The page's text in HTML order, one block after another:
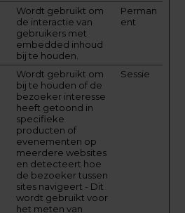
Wordt gebruikt om
de interactie van
gebruikers met
embedded inhoud
bij te houden.
Perman
ent
Wordt gebruikt om
bij te houden of de
bezoeker interesse
heeft getoond in
specifieke
producten of
evenementen op
meerdere websites
en detecteert hoe
de bezoeker tussen
sites navigeert - Dit
wordt gebruikt voor
het meten van
Sessie